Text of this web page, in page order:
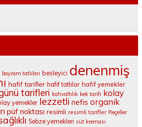
bayram tatlıları besleyici denenmiş
hafif tarifler hafif tatlılar hafif yemekler
tarifleri kahvaltılık kek tarifi kolay
yemekler lezzetli nefis organik
püf noktası resimli resimli tarifler Reçeller
Sebze yemekleri süt kreması